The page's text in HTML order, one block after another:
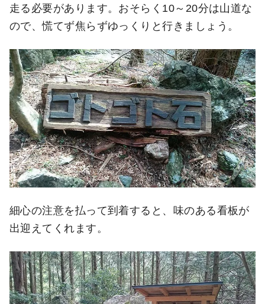
走る必要があります。おそらく10～20分は山道な
ので、慌てず焦らずゆっくりと行きましょう。
細心の注意を払って到着すると、味のある看板が
出迎えてくれます。